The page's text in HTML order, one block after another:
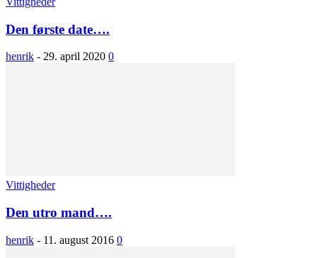
Den første date….
henrik - 29. april 2020 0
Vittigheder
Den utro mand….
henrik - 11. august 2016 0